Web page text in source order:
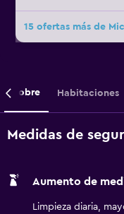
Sobre Habitaciones
Medidas de
Aumento de
Limpieza diaria,